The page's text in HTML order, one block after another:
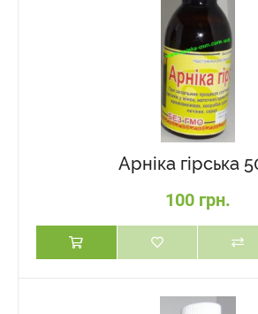
Арніка гірська
100 грн.